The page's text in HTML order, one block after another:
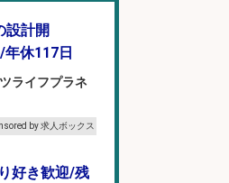
設計開
休117日
ライフプラネ
by 求人ボックス
好き歓迎/残